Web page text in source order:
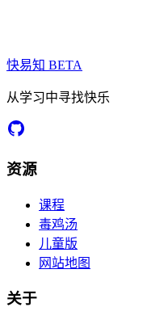
快易知 BETA
从学习中寻找快乐
资源
课程
毒鸡汤
儿童版
网站地图
关于